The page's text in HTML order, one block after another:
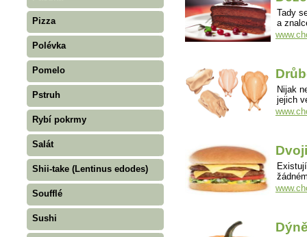
Pizza
Polévka
Pomelo
Pstruh
Rybí pokrmy
Salát
Shii-take (Lentinus edodes)
Soufflé
Sushi
Tady
a
Nijak
jejich